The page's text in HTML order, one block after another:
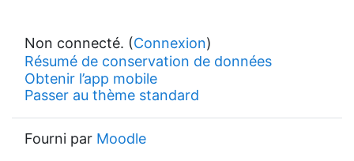
Non connecté. (Connexion)
Résumé de conservation de données
Obtenir l’app mobile
Passer au thème standard
Fourni par Moodle